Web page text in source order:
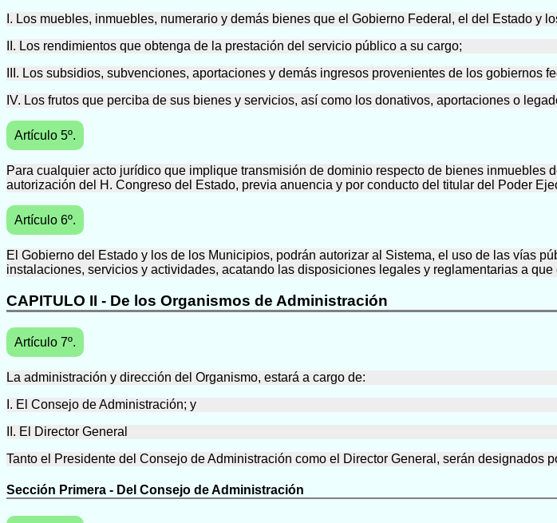
I. Los muebles, inmuebles, numerario y demás bienes que el Gobierno Federal, el del Estado
II. Los rendimientos que obtenga de la prestación del servicio público a su cargo;
III. Los subsidios, subvenciones, aportaciones y demás ingresos provenientes de los
IV. Los frutos que perciba de sus bienes y servicios, así como los donativos, aportaciones o
Artículo 5º.
Para cualquier acto jurídico que implique transmisión de dominio respecto de bienes
autorización del H. Congreso del Estado, previa anuencia y por conducto del titular del Poder
Artículo 6º.
El Gobierno del Estado y los de los Municipios, podrán autorizar al Sistema, el uso de las vías
instalaciones, servicios y actividades, acatando las disposiciones legales y reglamentarias a
CAPITULO II - De los Organismos de Administración
Artículo 7º.
La administración y dirección del Organismo, estará a cargo de:
I. El Consejo de Administración; y
II. El Director General
Tanto el Presidente del Consejo de Administración como el Director General, serán designados
Sección Primera - Del Consejo de Administración